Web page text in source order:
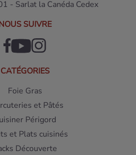
- Sarlat la Canéda Cedex
SUIVRE
CATÉGORIES
Foie Gras
et Pâtés
Périgord
et Plats cuisinés
Découverte